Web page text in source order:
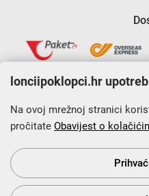
Krajnji primatelj
Europskog fonda za
programa
lonciipoklopci.hr
Na ovoj mrežnoj stranici
pročitate Obavijest o